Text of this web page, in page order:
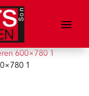
600×780 1
1